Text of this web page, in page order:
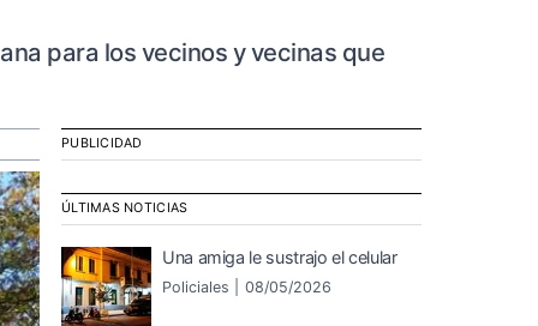
para los vecinos y vecinas que
PUBLICIDAD
ÚLTIMAS NOTICIAS
Una amiga le sustrajo el celular
Policiales | 08/05/2026